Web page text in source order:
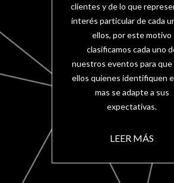
clientes y de lo que
interés particular de cada
ellos, por este motivo
clasificamos cada uno
nuestros eventos para que
ellos quienes identifiquen
mas se adapte a sus
expectativas.
LEER MÁS